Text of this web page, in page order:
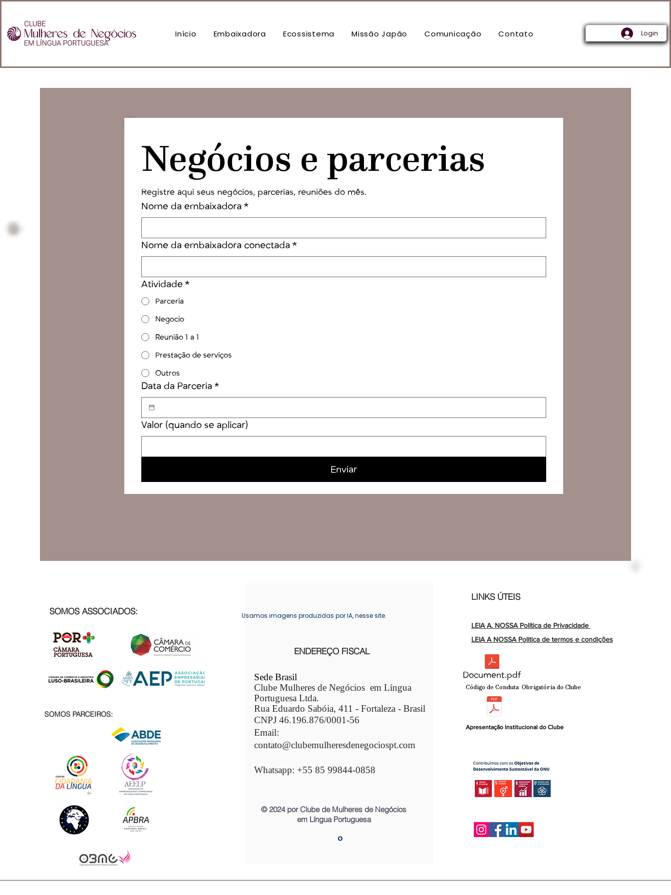
Início Embaixadora Ecossistema Missão Japão Comunicação Contato Login
Negócios e parcerias
Registre aqui seus negócios, parcerias, reuniões do mês.
Nome da embaixadora *
Nome da embaixadora conectada *
Atividade*
Parceria
Negocio
Reunião 1 a 1
Prestação de serviços
Outros
Data da Parceria *
Valor (quando se aplicar)
Enviar
SOMOS ASSOCIADOS:
SOMOS PARCEIROS:
ENDEREÇO FISCAL
Sede Brasil
Clube Mulheres de Negócios em Língua
Portuguesa Ltda.
Rua Eduardo Sabóia, 411 - Fortaleza - Brasil
CNPJ 46.196.876/0001-56​​
Email:
contato@clubemulheresdenegociospt.com
Whatsapp: +55 85 99844-0858
© 2024 por Clube de Mulheres de Negócios
em Língua Portuguesa
LINKS ÚTEIS
LEIA A. NOSSA Política de Privacidade
LEIA A NOSSA Politica de termos e condições
Document.pdf
Código de Conduta Obrigatória do Clube
Apresentação Institucional do Clube
Usamos imagens produzidas por IA, nesse site.